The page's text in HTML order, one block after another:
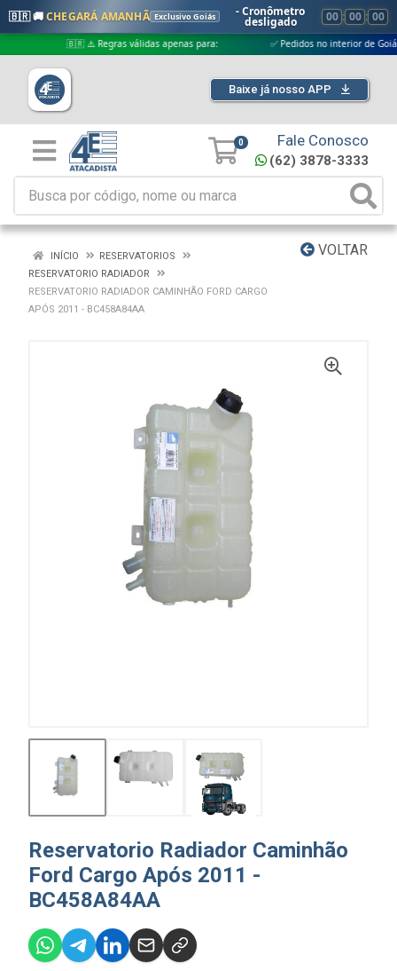
🇧🇷 🚚CHEGARÁ AMANHÃ Exclusivo Goiás - Cronômetro
desligado 00 : 00 : 00
🇧🇷 ⚠️ Regras válidas apenas para: ✅ Pedidos no interior de Goiás
Baixe já nosso APP
0 Fale Conosco
(62) 3878-3333
VOLTAR
INÍCIO
RESERVATORIOS
RESERVATORIO RADIADOR
RESERVATORIO RADIADOR CAMINHÃO FORD CARGO
APÓS 2011 - BC458A84AA
Reservatorio Radiador Caminhão
Ford Cargo Após 2011 -
BC458A84AA